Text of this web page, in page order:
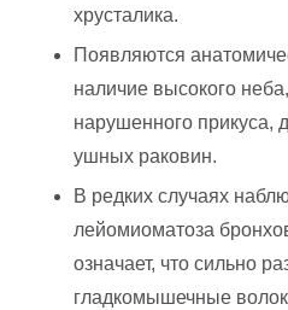
хрусталика.
Появляются
наличие высокого
нарушенного
ушных раковин.
В редких случаях
лейомиоматоза
означает, что сильно
гладкомышечные